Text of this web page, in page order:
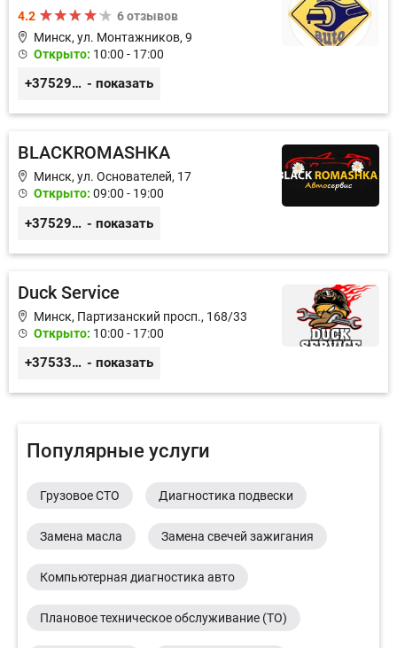
4.2
6 отзывов
Минск, ул. Монтажников, 9
Открыто: 10:00 - 17:00
+375299395764 - показать
BLACKROMASHKA
Минск, ул. Основателей, 17
Открыто: 09:00 - 19:00
+375296651188 - показать
Duck Service
Минск, Партизанский просп., 168/33
Открыто: 10:00 - 17:00
+375333416710 - показать
Популярные услуги
Грузовое СТО Диагностика подвески
Замена масла Замена свечей зажигания
Компьютерная диагностика авто
Плановое техническое обслуживание (ТО)